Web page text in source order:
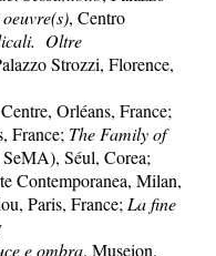
, Centro
Oltre
Strozzi, Florence,
Orléans, France;
France; The Family of
Séul, Corea;
Contemporanea, Milan,
Paris, France; La fine
e ombra, Museion,